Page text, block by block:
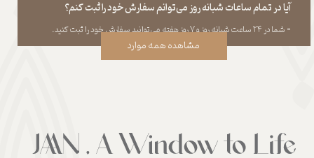
آیا در تمام ساعات شبانه روز می‌توانم سفارش خود را ثبت کنم؟
​​​​​​​​​​​​​​- شما در ۲۴ ساعت شبانه روز و ۷ روز هفته می‌‏توانید سفارش خود را ثبت کنید.
مشاهده همه موارد